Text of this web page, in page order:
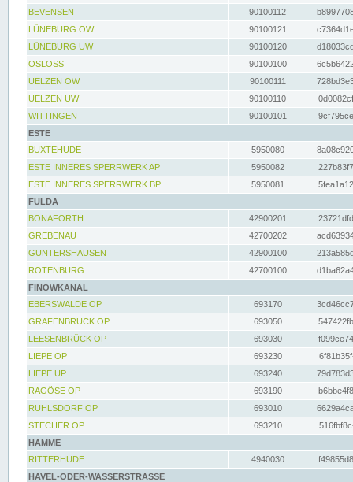
BEVENSEN
90100112
LÜNEBURG OW
90100121
LÜNEBURG UW
90100120
OSLOSS
90100100
UELZEN OW
90100111
UELZEN UW
90100110
WITTINGEN
90100101
ESTE
BUXTEHUDE
5950080
ESTE INNERES SPERRWERK AP
5950082
ESTE INNERES SPERRWERK BP
5950081
FULDA
BONAFORTH
42900201
GREBENAU
42700202
GUNTERSHAUSEN
42900100
ROTENBURG
42700100
FINOWKANAL
EBERSWALDE OP
693170
GRAFENBRÜCK OP
693050
LEESENBRÜCK OP
693030
LIEPE OP
693230
LIEPE UP
693240
RAGÖSE OP
693190
RUHLSDORF OP
693010
STECHER OP
693210
HAMME
RITTERHUDE
4940030
HAVEL-ODER-WASSERSTRASSE